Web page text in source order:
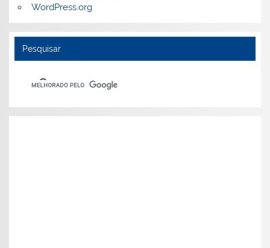
WordPress.org
Pesquisar